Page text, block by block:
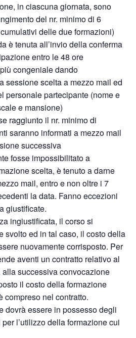
in ciascuna giornata, sono
del nr. minimo di 6
delle due formazioni)
è tenuta all’invio della conferma
entro le 48 ore
congeniale dando
sessione scelta a mezzo mail ed
personale partecipante (nome e
e mansione)
raggiunto il nr. minimo di
saranno informati a mezzo mail
successiva
fosse impossibilitato a
scelta, è tenuto a darne
mail, entro e non oltre i 7
la data. Fanno eccezioni
giustificate.
ingiustificata, il corso si
svolto ed in tal caso, il costo della
nuovamente corrisposto. Per
aventi un contratto relativo al
alla successiva convocazione
il costo della formazione
compreso nel contratto.
dovrà essere in possesso degli
l’utilizzo della formazione cui